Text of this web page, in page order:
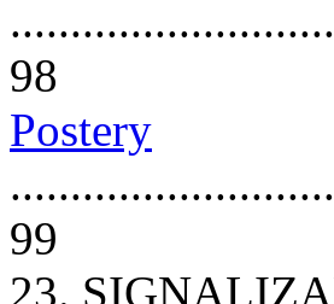
98
Postery
99
23.